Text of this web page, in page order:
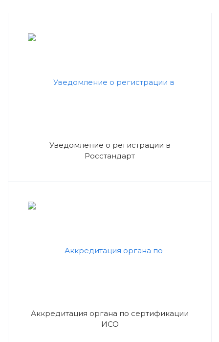
Уведомление о регистрации в
Росстандарт
Аккредитация органа по сертификации
ИСО